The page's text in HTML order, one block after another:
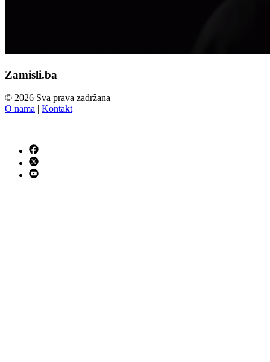
Zamisli.ba
© 2026 Sva prava zadržana
O nama | Kontakt